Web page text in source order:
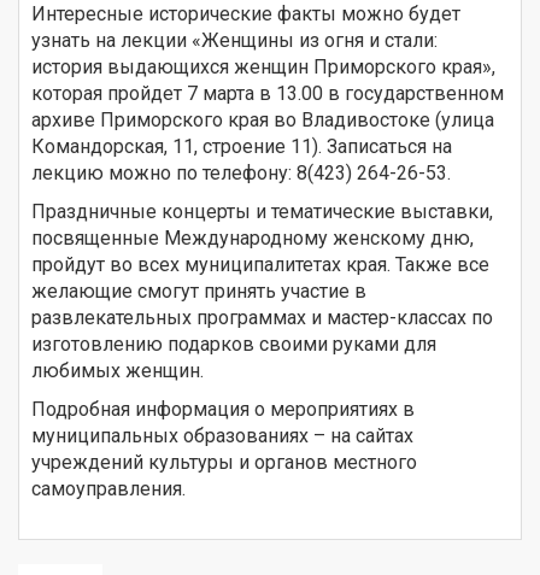
Интересные исторические факты можно будет
узнать на лекции «Женщины из огня и стали:
история выдающихся женщин Приморского края»,
которая пройдет 7 марта в 13.00 в государственном
архиве Приморского края во Владивостоке (улица
Командорская, 11, строение 11). Записаться на
лекцию можно по телефону: 8(423) 264-26-53.
Праздничные концерты и тематические выставки,
посвященные Международному женскому дню,
пройдут во всех муниципалитетах края. Также все
желающие смогут принять участие в
развлекательных программах и мастер-классах по
изготовлению подарков своими руками для
любимых женщин.
Подробная информация о мероприятиях в
муниципальных образованиях – на сайтах
учреждений культуры и органов местного
самоуправления.